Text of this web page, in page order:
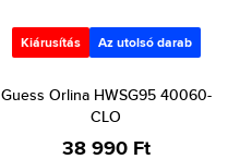
Kiárusítás Az utolsó darab
Guess Orlina HWSG95 40060-
CLO
38 990 Ft